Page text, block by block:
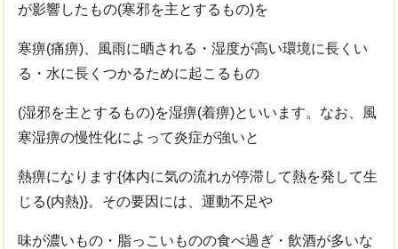
が影響したもの(寒邪を主とするもの)を
寒痹(痛痹)、風雨に晒される・湿度が高い環境に長くい
る・水に長くつかるために起こるもの
(湿邪を主とするもの)を湿痹(着痹)といいます。なお、風
寒湿痹の慢性化によって炎症が強いと
熱痹になります{体内に気の流れが停滞して熱を発して生
じる(内熱)}。その要因には、運動不足や
味が濃いもの・脂っこいものの食べ過ぎ・飲酒が多いな